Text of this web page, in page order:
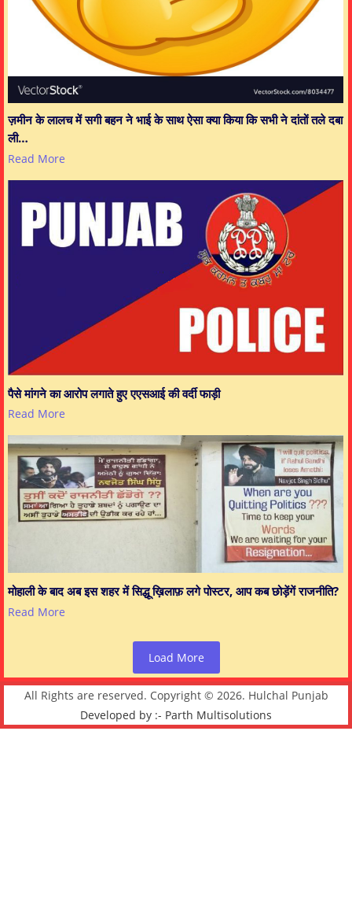
ज़मीन के लालच में सगी बहन ने भाई के साथ ऐसा क्या किया कि सभी ने दांतों तले दबा
ली…
Read More
पैसे मांगने का आरोप लगाते हुए एएसआई की वर्दी फाड़ी
Read More
मोहाली के बाद अब इस शहर में सिद्धू ख़िलाफ़ लगे पोस्टर, आप कब छोड़ेंगें राजनीति?
Read More
Load More
All Rights are reserved. Copyright © 2026. Hulchal Punjab
Developed by :- Parth Multisolutions